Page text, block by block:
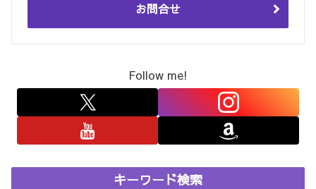
お問合せ
Follow me!
キーワード検索